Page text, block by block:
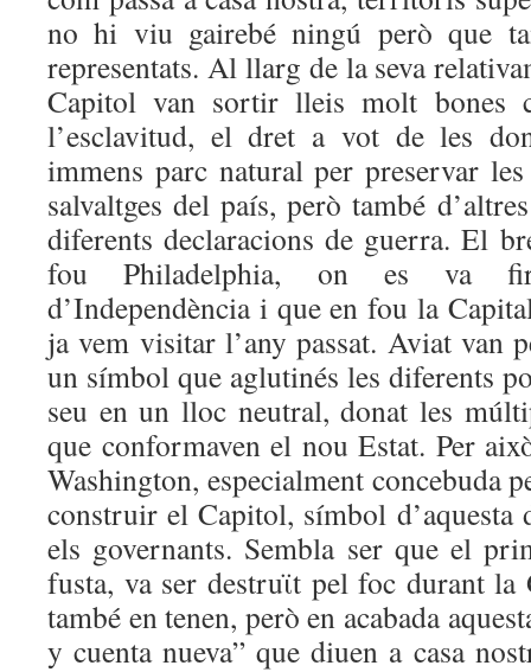
no hi viu gairebé ningú però que
representats. Al llarg de la seva
Capitol van sortir lleis molt bones
l’esclavitud, el dret a vot de les
immens parc natural per preservar
salvaltges del país, però també
diferents declaracions de guerra. El
fou Philadelphia, on es va
d’Independència i que en fou la
ja vem visitar l’any passat. Aviat van
un símbol que aglutinés les diferents
seu en un lloc neutral, donat les
que conformaven el nou Estat. Per
Washington, especialment concebuda
construir el Capitol, símbol d’aquesta
els governants. Sembla ser que el
fusta, va ser destruϊt pel foc durant
també en tenen, però en acabada
y cuenta nueva” que diuen a casa